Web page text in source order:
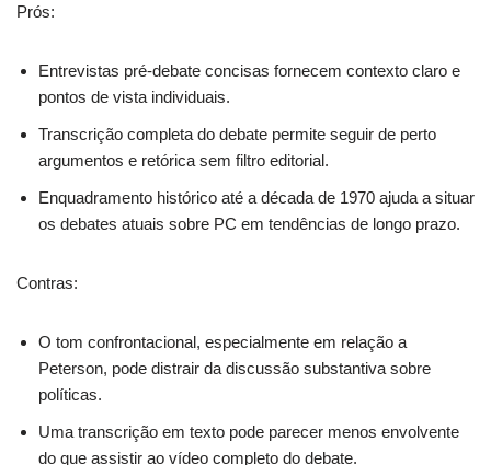
Prós:
Entrevistas pré-debate concisas fornecem contexto claro e
pontos de vista individuais.
Transcrição completa do debate permite seguir de perto
argumentos e retórica sem filtro editorial.
Enquadramento histórico até a década de 1970 ajuda a situar
os debates atuais sobre PC em tendências de longo prazo.
Contras:
O tom confrontacional, especialmente em relação a
Peterson, pode distrair da discussão substantiva sobre
políticas.
Uma transcrição em texto pode parecer menos envolvente
do que assistir ao vídeo completo do debate.